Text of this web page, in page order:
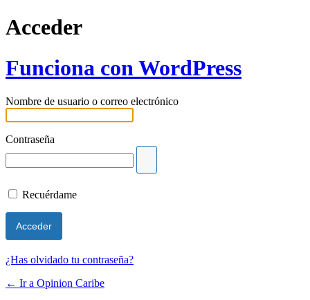
Acceder
Funciona con WordPress
Nombre de usuario o correo electrónico
Contraseña
Recuérdame
¿Has olvidado tu contraseña?
← Ir a Opinion Caribe